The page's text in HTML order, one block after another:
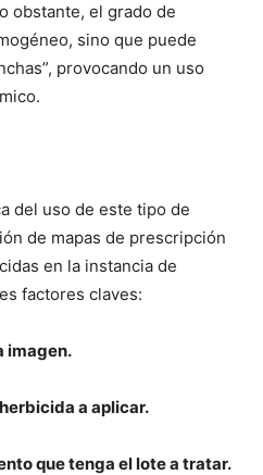
obstante, el grado de
sino que puede
provocando un uso
del uso de este tipo de
de mapas de prescripción
en la instancia de
factores claves:
imagen.
a aplicar.
que tenga el lote a tratar.